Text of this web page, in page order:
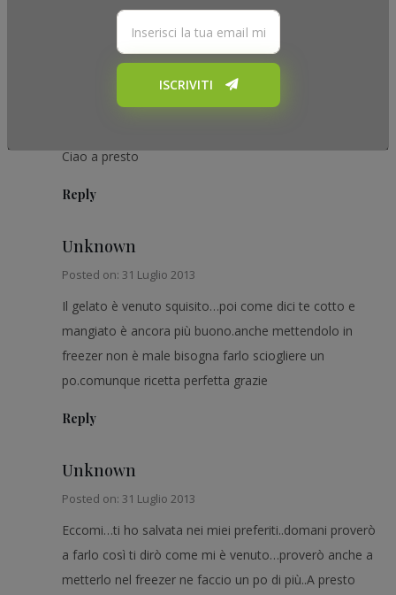
ISCRIVITI
prodotti vadano preparati e mangiati subito.
Prova a fare un tentativo e fammi sapere!
Ma ricorda che la cremosità e la delicatezza di questa
ricetta, potrai apprezzarla solamente al momento della
Ciao a presto
Reply
Unknown
Posted on: 31 Luglio 2013
Il gelato è venuto squisito…poi come dici te cotto e
mangiato è ancora più buono.anche mettendolo in
freezer non è male bisogna farlo sciogliere un
po.comunque ricetta perfetta grazie
Reply
Unknown
Posted on: 31 Luglio 2013
Eccomi…ti ho salvata nei miei preferiti..domani proverò
a farlo così ti dirò come mi è venuto…proverò anche a
metterlo nel freezer ne faccio un po di più..A presto